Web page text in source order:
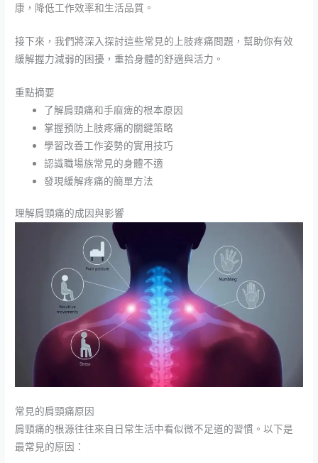
康，降低工作效率和生活品質。
接下來，我們將深入探討這些常見的上肢疼痛問題，幫助你有效
緩解握力減弱的困擾，重拾身體的舒適與活力。
重點摘要
了解肩頸痛和手麻痺的根本原因
掌握預防上肢疼痛的關鍵策略
學習改善工作姿勢的實用技巧
認識職場族常見的身體不適
發現緩解疼痛的簡單方法
理解肩頸痛的成因與影響
常見的肩頸痛原因
肩頸痛的根源往往來自日常生活中看似微不足道的習慣。以下是
最常見的原因：